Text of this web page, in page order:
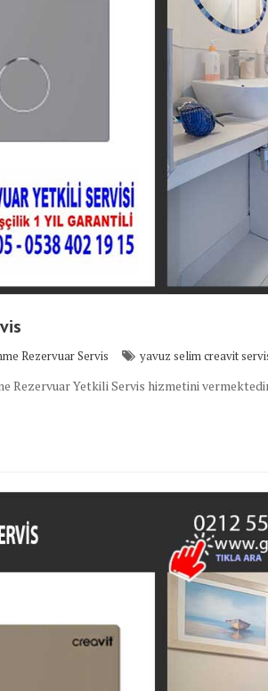
Rezervuar Servis yavuz selim creavit
Rezervuar Yetkili Servis hizmetini